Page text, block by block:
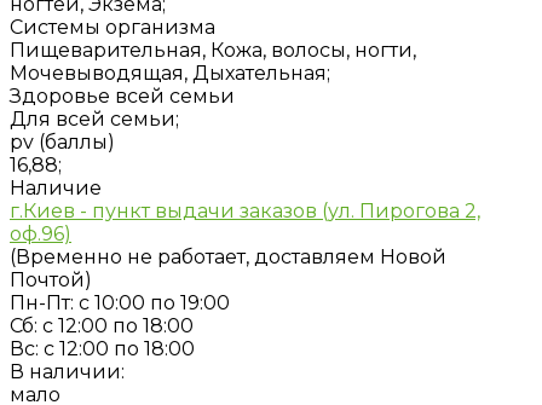
Системы организма
Пищеварительная, Кожа, волосы, ногти,
Мочевыводящая, Дыхательная;
Здоровье всей семьи
Для всей семьи;
pv (баллы)
16,88;
Наличие
г.Киев - пункт выдачи заказов (ул. Пирогова 2,
оф.96)
(Временно не работает, доставляем Новой
Почтой)
Пн-Пт: с 10:00 по 19:00
Сб: с 12:00 по 18:00
Вс: с 12:00 по 18:00
В наличии:
мало